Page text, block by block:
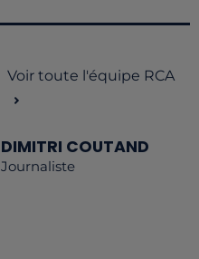
Voir toute l'équipe RCA
DIMITRI COUTAND
Journaliste